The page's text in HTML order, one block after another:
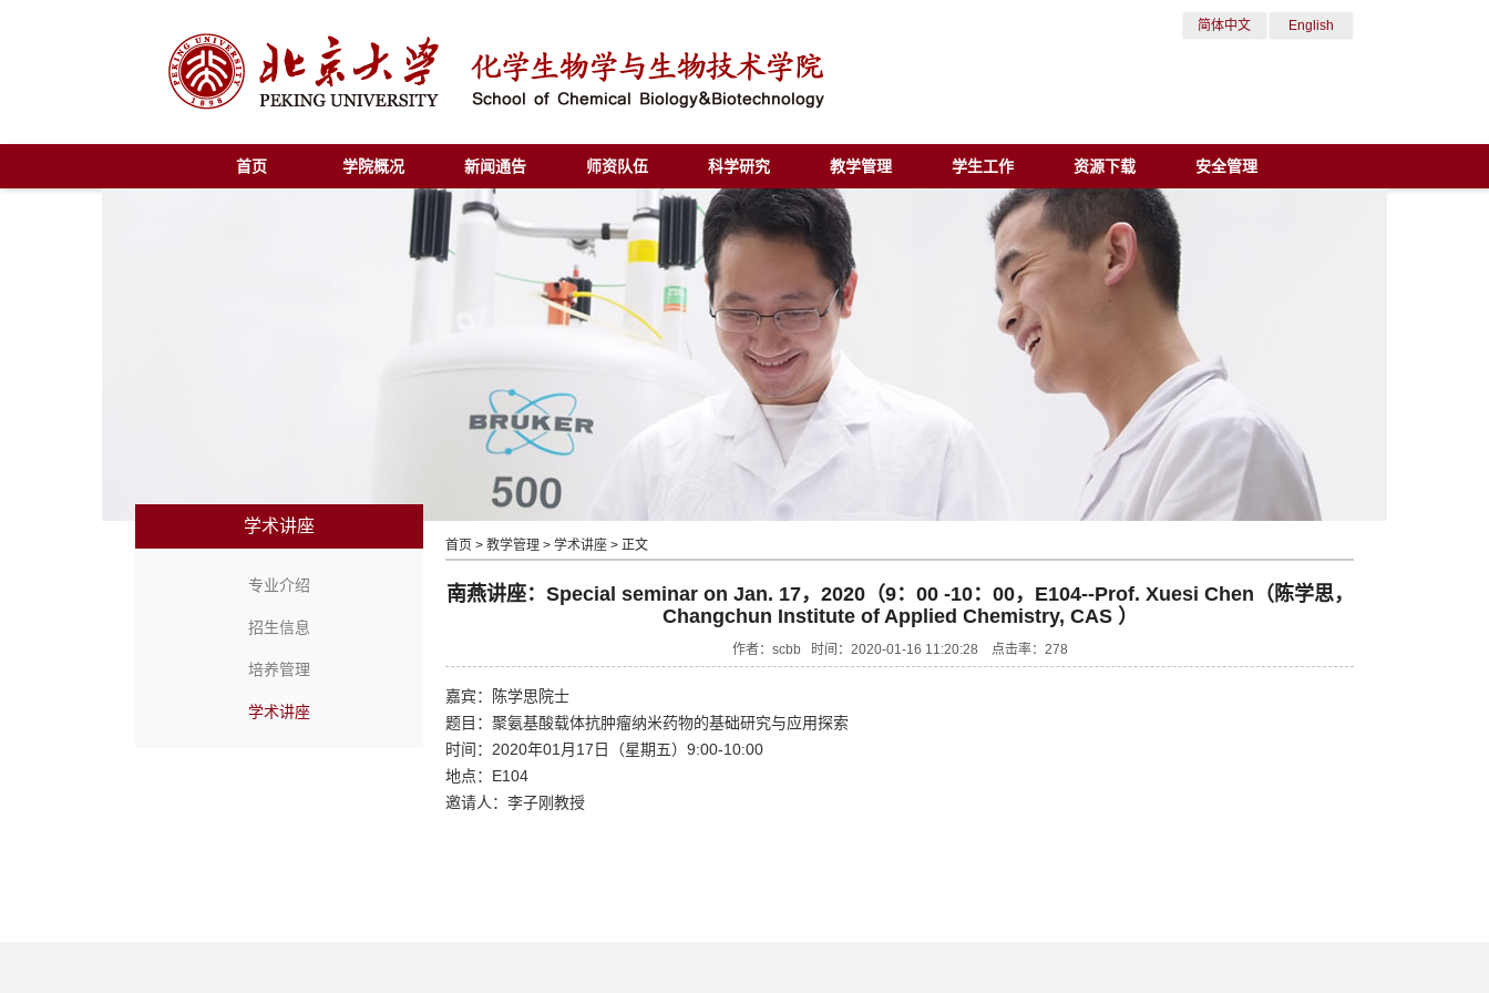
English
简体中文
首页 学院概况 新闻通告 师资队伍 科学研究 教学管理 学生工作 资源下载 安全管理
学术讲座
专业介绍
招生信息
培养管理
学术讲座
首页 > 教学管理 > 学术讲座 > 正文
南燕讲座：Special seminar on Jan. 17，2020（9：00 -10：00，E104--Prof. Xuesi Chen（陈学思，
Changchun Institute of Applied Chemistry, CAS ）
作者：scbb 时间：2020-01-16 11:20:28 点击率： 278
嘉宾：陈学思院士
题目：聚氨基酸载体抗肿瘤纳米药物的基础研究与应用探索
时间：2020年01月17日（星期五）9:00-10:00
地点：E104
邀请人：李子刚教授